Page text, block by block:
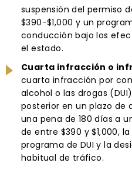
suspensión del permiso
$390-$1,000 y un
conducción bajo los
el estado.
Cuarta infracción o
cuarta infracción por
alcohol o las drogas
posterior en un plazo de
una pena de 180 días a
de entre $390 y $1,000,
programa de DUI y la
habitual de tráfico.